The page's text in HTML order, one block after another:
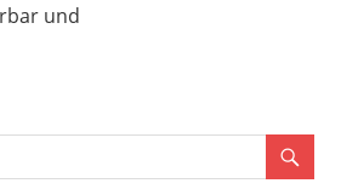
und